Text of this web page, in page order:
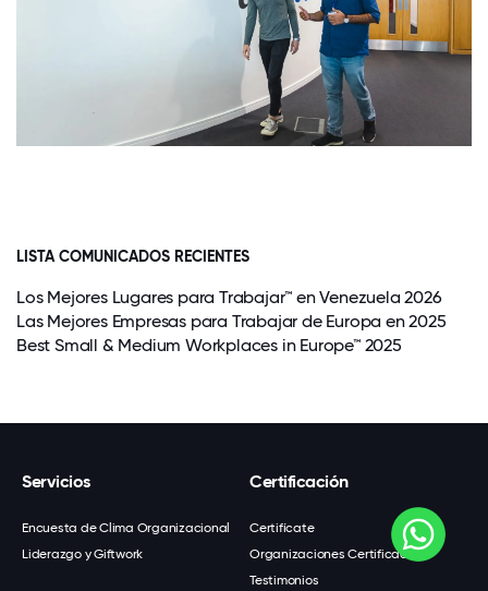
LISTA COMUNICADOS RECIENTES
Los Mejores Lugares para Trabajar™ en Venezuela 2026
Las Mejores Empresas para Trabajar de Europa en 2025
Best Small & Medium Workplaces in Europe™ 2025
Servicios
Encuesta de Clima Organizacional
Liderazgo y Giftwork
Certificación
Certifícate
Organizaciones Certificadas
Testimonios